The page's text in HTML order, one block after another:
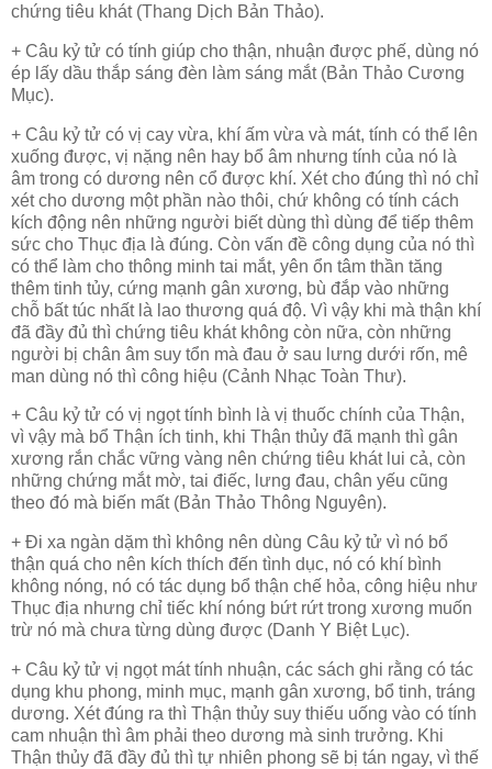
chứng tiêu khát (Thang Dịch Bản Thảo).
+ Câu kỷ tử có tính giúp cho thận, nhuận được phế, dùng nó
ép lấy dầu thắp sáng đèn làm sáng mắt (Bản Thảo Cương
Mục).
+ Câu kỷ tử có vị cay vừa, khí ấm vừa và mát, tính có thể lên
xuống được, vị nặng nên hay bổ âm nhưng tính của nó là
âm trong có dương nên cổ được khí. Xét cho đúng thì nó chỉ
xét cho dương một phần nào thôi, chứ không có tính cách
kích động nên những người biết dùng thì dùng để tiếp thêm
sức cho Thục địa là đúng. Còn vấn đề công dụng của nó thì
có thể làm cho thông minh tai mắt, yên ổn tâm thần tăng
thêm tinh tủy, cứng mạnh gân xương, bù đắp vào những
chỗ bất túc nhất là lao thương quá độ. Vì vậy khi mà thận khí
đã đầy đủ thì chứng tiêu khát không còn nữa, còn những
người bị chân âm suy tổn mà đau ở sau lưng dưới rốn, mê
man dùng nó thì công hiệu (Cảnh Nhạc Toàn Thư).
+ Câu kỷ tử có vị ngọt tính bình là vị thuốc chính của Thận,
vì vậy mà bổ Thận ích tinh, khi Thận thủy đã mạnh thì gân
xương rắn chắc vững vàng nên chứng tiêu khát lui cả, còn
những chứng mắt mờ, tai điếc, lưng đau, chân yếu cũng
theo đó mà biến mất (Bản Thảo Thông Nguyên).
+ Đi xa ngàn dặm thì không nên dùng Câu kỷ tử vì nó bổ
thận quá cho nên kích thích đến tình dục, nó có khí bình
không nóng, nó có tác dụng bổ thận chế hỏa, công hiệu như
Thục địa nhưng chỉ tiếc khí nóng bứt rứt trong xương muốn
trừ nó mà chưa từng dùng được (Danh Y Biệt Lục).
+ Câu kỷ tử vị ngọt mát tính nhuận, các sách ghi rằng có tác
dụng khu phong, minh mục, mạnh gân xương, bổ tinh, tráng
dương. Xét đúng ra thì Thận thủy suy thiếu uống vào có tính
cam nhuận thì âm phải theo dương mà sinh trưởng. Khi
Thận thủy đã đầy đủ thì tự nhiên phong sẽ bị tán ngay, vì thế